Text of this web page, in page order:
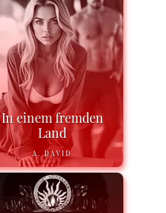
In einem fremden
Land
A. DAVID